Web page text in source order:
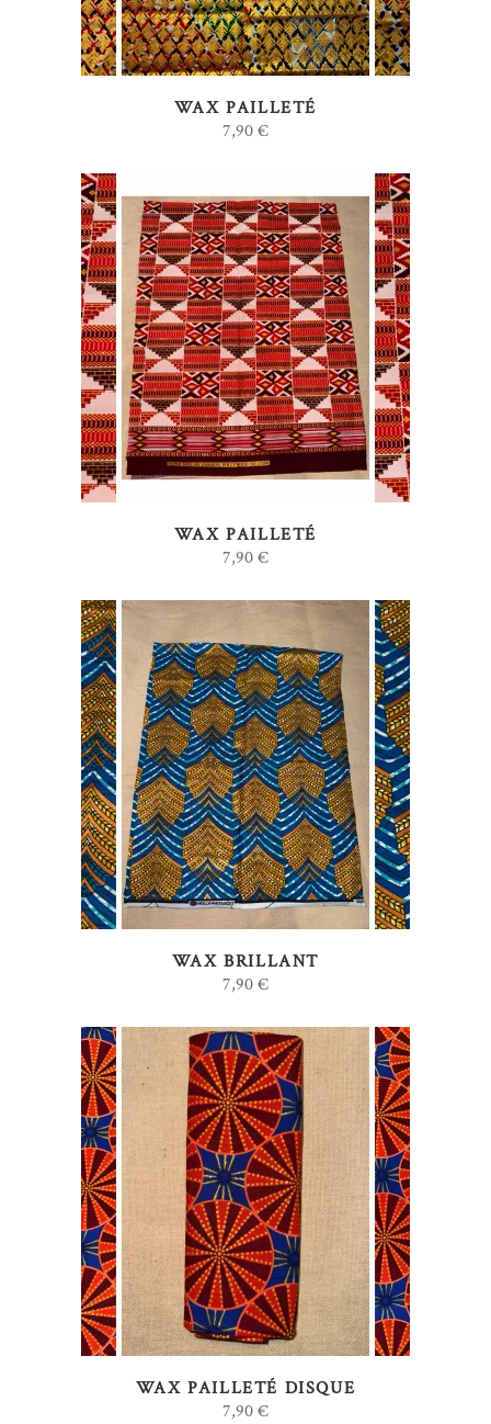
WAX PAILLETÉ
7,90€
AJOUTER AU PANIER
WAX PAILLETÉ
7,90€
AJOUTER AU PANIER
WAX BRILLANT
7,90€
AJOUTER AU PANIER
WAX PAILLETÉ DISQUE
7,90€